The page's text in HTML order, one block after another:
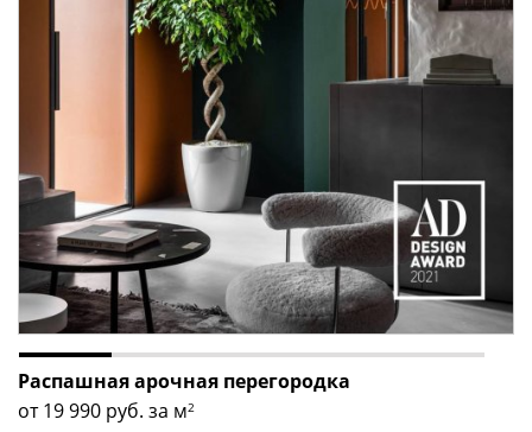
Оставьте заявку прямо сейчас
, чтобы наш менеджер
связался с вами, рассчитал стоимость доставки и
монтажа, а также ответил на все ваши вопросы!
Распашная арочная перегородка
от 19 990 руб. за м2